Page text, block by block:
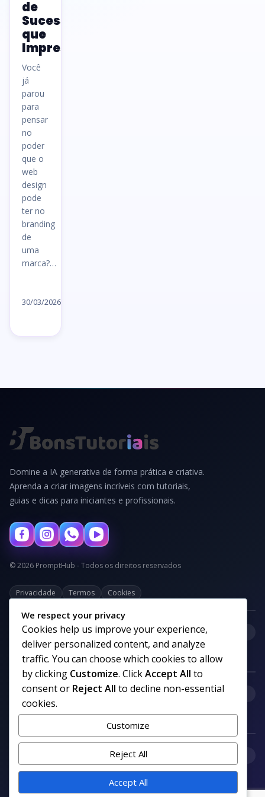
de
Sucesso
que
Impressionam
Você
já
parou
para
pensar
no
poder
que o
web
design
pode
ter no
branding
de
uma
marca?…
30/03/2026
Domine a IA generativa de forma prática e criativa.
Aprenda a criar imagens incríveis com tutoriais,
guias e dicas para iniciantes e profissionais.
© 2026 PromptHub - Todos os direitos reservados
Privacidade Termos Cookies
Categorias
Links uteis
We respect your privacy
Cookies help us improve your experience,
deliver personalized content, and analyze
traffic. You can choose which cookies to allow
by clicking Customize. ClickAccept All to
consent or Reject All to decline non-essential
cookies.
Customize
Reject All
Accept All